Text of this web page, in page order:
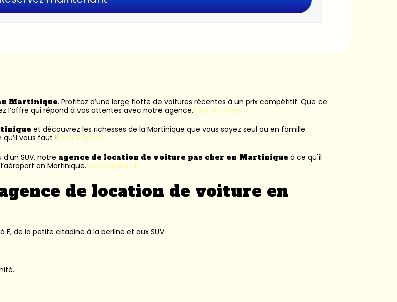
Martinique. Profitez d’une large flotte de voitures récentes à un prix compétitif. Que ce
l’offre qui répond à vos attentes avec notre agence.fake watches
et découvrez les richesses de la Martinique que vous soyez seul ou en famille.
qu’il vous faut !Rolex Replica
SUV, notre agence de location de voiture pas cher en Martinique à ce qu'il
en Martinique.rolex replica uk
de location de voiture en
de la petite citadine à la berline et aux SUV.